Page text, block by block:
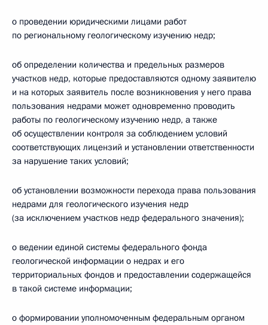
о проведении юридическими лицами работ
по региональному геологическому изучению недр;
об определении количества и предельных размеров
участков недр, которые предоставляются одному заявителю
и на которых заявитель после возникновения у него права
пользования недрами может одновременно проводить
работы по геологическому изучению недр, а также
об осуществлении контроля за соблюдением условий
соответствующих лицензий и установлении ответственности
за нарушение таких условий;
об установлении возможности перехода права пользования
недрами для геологического изучения недр
(за исключением участков недр федерального значения);
о ведении единой системы федерального фонда
геологической информации о недрах и его
территориальных фондов и предоставлении содержащейся
в такой системе информации;
о формировании уполномоченным федеральным органом